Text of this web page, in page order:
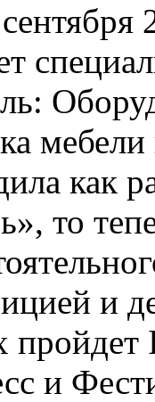
мебели
как
то
и
и